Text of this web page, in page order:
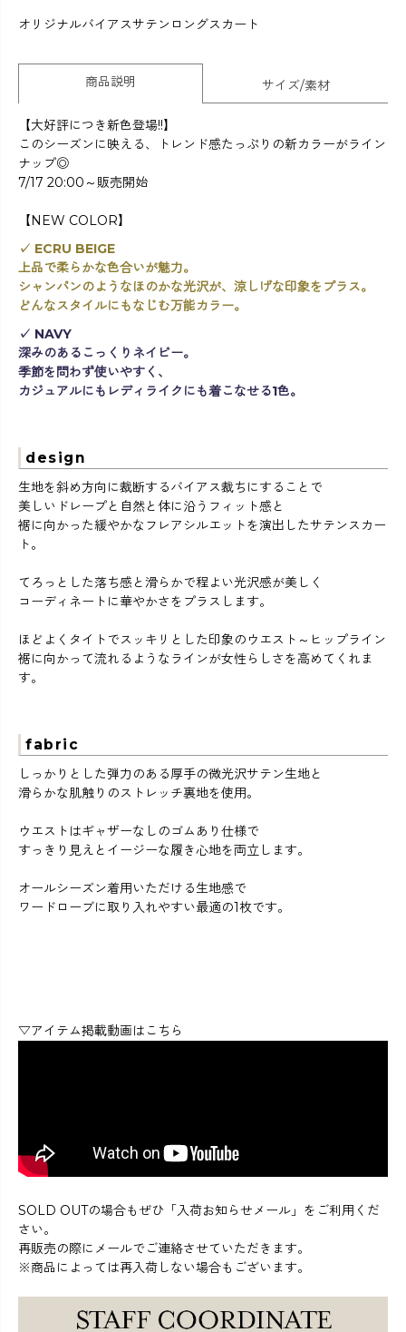
オリジナルバイアスサテンロングスカート
商品説明 サイズ/素材
【大好評につき新色登場!!】
このシーズンに映える、トレンド感たっぷりの新カラーがライン
ナップ◎
7/17 20:00～販売開始
【NEW COLOR】
✓ ECRU BEIGE
上品で柔らかな色合いが魅力。
シャンパンのようなほのかな光沢が、涼しげな印象をプラス。
どんなスタイルにもなじむ万能カラー。
✓ NAVY
深みのあるこっくりネイビー。
季節を問わず使いやすく、
カジュアルにもレディライクにも着こなせる1色。
design
生地を斜め方向に裁断するバイアス裁ちにすることで
美しいドレープと自然と体に沿うフィット感と
裾に向かった緩やかなフレアシルエットを演出したサテンスカー
ト。
てろっとした落ち感と滑らかで程よい光沢感が美しく
コーディネートに華やかさをプラスします。
ほどよくタイトでスッキリとした印象のウエスト～ヒップライン
裾に向かって流れるようなラインが女性らしさを高めてくれま
す。
fabric
しっかりとした弾力のある厚手の微光沢サテン生地と
滑らかな肌触りのストレッチ裏地を使用。
ウエストはギャザーなしのゴムあり仕様で
すっきり見えとイージーな履き心地を両立します。
オールシーズン着用いただける生地感で
ワードローブに取り入れやすい最適の1枚です。
▽アイテム掲載動画はこちら
SOLD OUTの場合もぜひ「入荷お知らせメール」をご利用くだ
さい。
再販売の際にメールでご連絡させていただきます。
※商品によっては再入荷しない場合もございます。